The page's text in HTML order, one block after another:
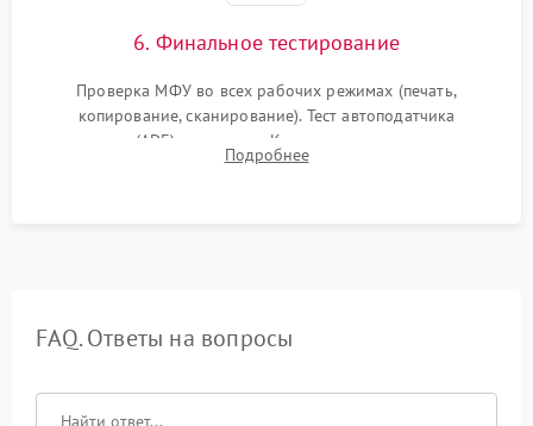
6. Финальное тестирование
Проверка МФУ во всех рабочих режимах (печать,
копирование, сканирование). Тест автоподатчика
документов (ADF) и дуплекса. Контроль качества отпечатка
на отсутствие серого фона, полос и надежность запекания
Подробнее
FAQ. Ответы на вопросы